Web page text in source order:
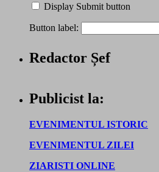
Display Submit button
Button label:
Redactor Șef
Publicist la:
EVENIMENTUL ISTORIC
EVENIMENTUL ZILEI
ZIARISTI ONLINE